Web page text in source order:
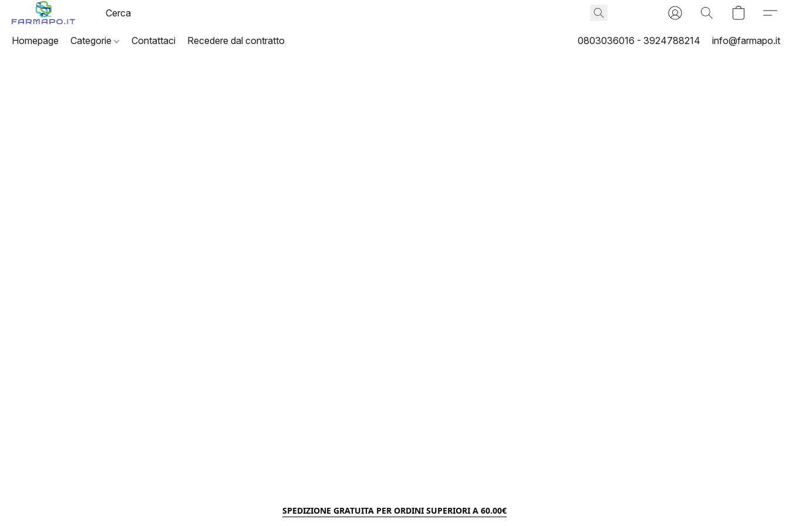
Homepage Categorie Contattaci Recedere dal contratto 0803036016 - 3924788214 info@farmapo.it
SPEDIZIONE GRATUITA PER ORDINI SUPERIORI A 60.00€